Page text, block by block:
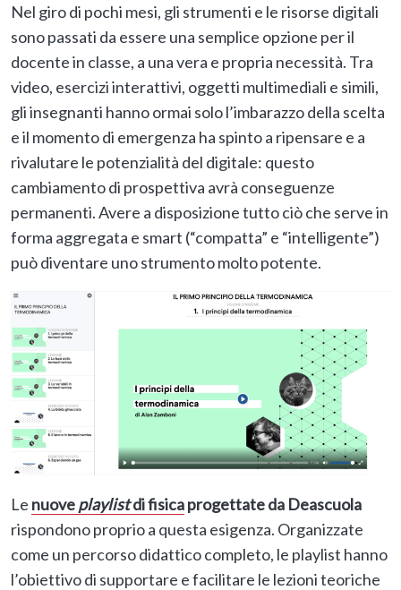
Nel giro di pochi mesi, gli strumenti e le risorse digitali
sono passati da essere una semplice opzione per il
docente in classe, a una vera e propria necessità. Tra
video, esercizi interattivi, oggetti multimediali e simili,
gli insegnanti hanno ormai solo l’imbarazzo della scelta
e il momento di emergenza ha spinto a ripensare e a
rivalutare le potenzialità del digitale: questo
cambiamento di prospettiva avrà conseguenze
permanenti. Avere a disposizione tutto ciò che serve in
forma aggregata e smart (“compatta” e “intelligente”)
può diventare uno strumento molto potente.
Le nuoveplaylistdi fisicaprogettate da Deascuola
rispondono proprio a questa esigenza. Organizzate
come un percorso didattico completo, le playlist hanno
l’obiettivo di supportare e facilitare le lezioni teoriche